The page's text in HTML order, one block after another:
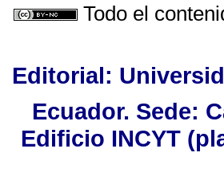
Todo el
Editorial:
Ecuador. Sede:
Edificio INCYT